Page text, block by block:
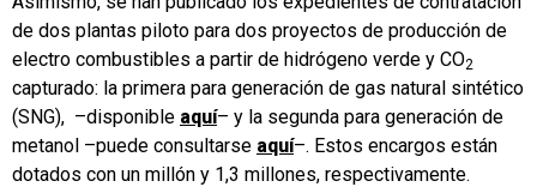
de dos plantas piloto para dos proyectos de producción de
electro combustibles a partir de hidrógeno verde y CO2
capturado: la primera para generación de gas natural sintético
(SNG), –disponible aquí– y la segunda para generación de
metanol –puede consultarse aquí–. Estos encargos están
dotados con un millón y 1,3 millones, respectivamente.